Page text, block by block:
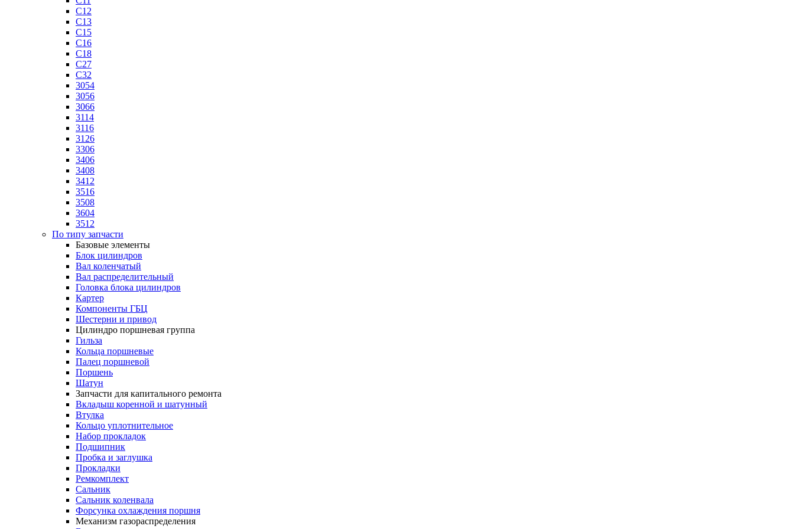
C12
C13
C15
C16
C18
C27
C32
3054
3056
3066
3114
3116
3126
3306
3406
3408
3412
3516
3508
3604
3512
По типу запчасти
Базовые элементы
Блок цилиндров
Вал коленчатый
Вал распределительный
Головка блока цилиндров
Картер
Компоненты ГБЦ
Шестерни и привод
Цилиндро поршневая группа
Гильза
Кольца поршневые
Палец поршневой
Поршень
Шатун
Запчасти для капитального ремонта
Вкладыш коренной и шатунный
Втулка
Кольцо уплотнительное
Набор прокладок
Подшипник
Пробка и заглушка
Прокладки
Ремкомплект
Сальник
Сальник коленвала
Форсунка охлаждения поршня
Механизм газораспределения